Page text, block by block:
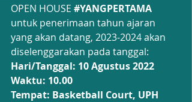
OPEN HOUSE #YANGPERTAMA
untuk penerimaan tahun ajaran
yang akan datang, 2023-2024 akan
diselenggarakan pada tanggal:
Hari/Tanggal: 10 Agustus 2022
Waktu: 10.00
Tempat: Basketball Court, UPH